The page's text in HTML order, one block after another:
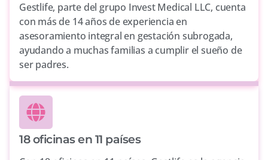
Gestlife, parte del grupo Invest Medical LLC, cuenta
con más de 14 años de experiencia en
asesoramiento integral en gestación subrogada,
ayudando a muchas familias a cumplir el sueño de
ser padres.
18 oficinas en 11 países